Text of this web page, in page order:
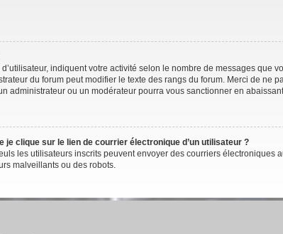
indiquent votre activité selon le nombre de messages
du forum peut modifier le texte des rangs du forum. Merci de ne
administrateur ou un modérateur pourra vous sanctionner en
je clique sur le lien de courrier électronique d’un utilisateur ?
les utilisateurs inscrits peuvent envoyer des courriers
malveillants ou des robots.